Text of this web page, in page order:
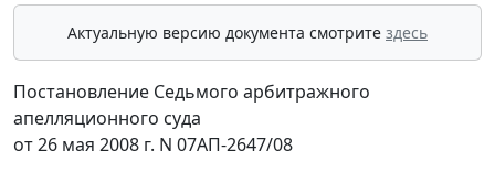
Актуальную версию документа смотрите здесь
Постановление Седьмого арбитражного
апелляционного суда
от 26 мая 2008 г. N 07АП-2647/08